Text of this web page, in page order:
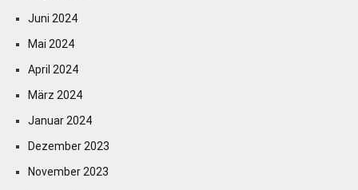
Juni 2024
Mai 2024
April 2024
März 2024
Januar 2024
Dezember 2023
November 2023